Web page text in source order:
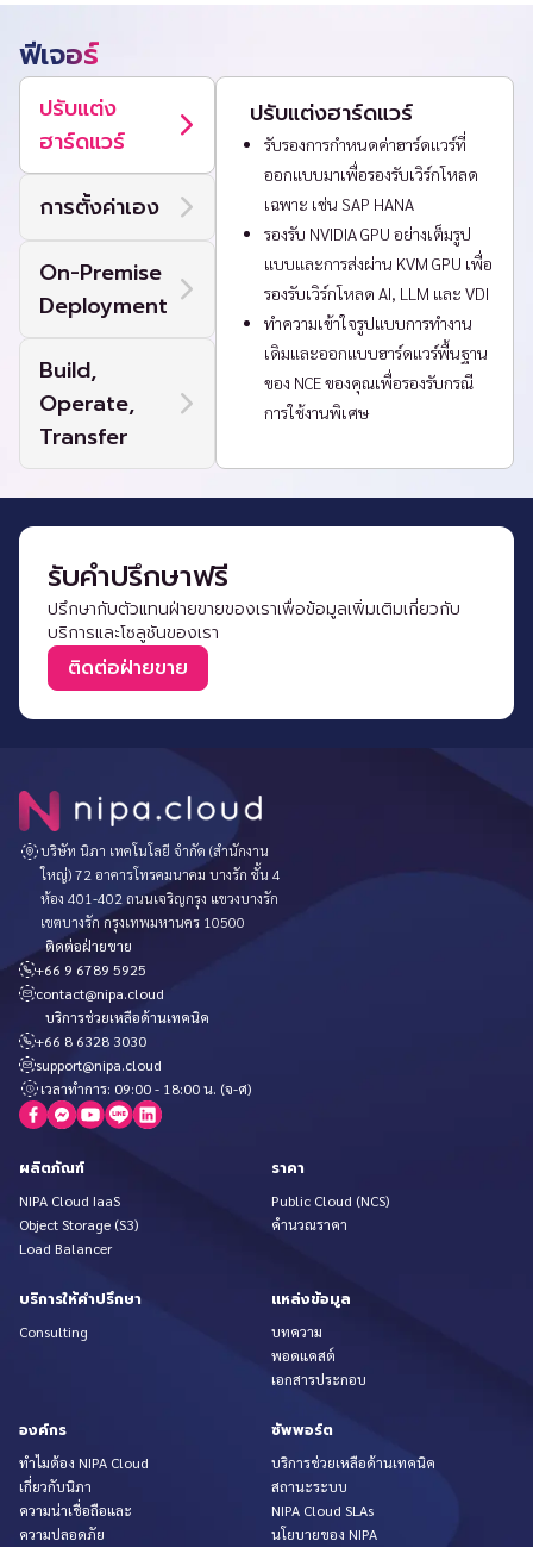
ฟีเจอร์
ปรับแต่ง
ฮาร์ดแวร์
การตั้งค่าเอง
On-Premise
Deployment
Build,
Operate,
Transfer
ปรับแต่งฮาร์ดแวร์
รับรองการกำหนดค่าฮาร์ดแวร์ที่
ออกแบบมาเพื่อรองรับเวิร์กโหลด
เฉพาะ เช่น SAP HANA
รองรับ NVIDIA GPU อย่างเต็มรูป
แบบและการส่งผ่าน KVM GPU เพื่อ
รองรับเวิร์กโหลด AI, LLM และ VDI
ทำความเข้าใจรูปแบบการทำงาน
เดิมและออกแบบฮาร์ดแวร์พื้นฐาน
ของ NCE ของคุณเพื่อรองรับกรณี
การใช้งานพิเศษ
รับคำปรึกษาฟรี
ปรึกษากับตัวแทนฝ่ายขายของเราเพื่อข้อมูลเพิ่มเติมเกี่ยวกับ
บริการและโซลูชันของเรา
ติดต่อฝ่ายขาย
บริษัท นิภา เทคโนโลยี จำกัด (สำนักงาน
ใหญ่) 72 อาคารโทรคมนาคม บางรัก ชั้น 4
ห้อง 401-402 ถนนเจริญกรุง แขวงบางรัก
เขตบางรัก กรุงเทพมหานคร 10500
ติดต่อฝ่ายขาย
+66 9 6789 5925
contact@nipa.cloud
บริการช่วยเหลือด้านเทคนิค
+66 8 6328 3030
support@nipa.cloud
เวลาทำการ: 09:00 - 18:00 น. (จ-ศ)
ผลิตภัณฑ์
NIPA Cloud IaaS
Object Storage (S3)
Load Balancer
ราคา
Public Cloud (NCS)
คำนวณราคา
บริการให้คำปรึกษา
Consulting
แหล่งข้อมูล
บทความ
พอดแคสต์
เอกสารประกอบ
องค์กร
ทำไมต้อง NIPA Cloud
เกี่ยวกับนิภา
ความน่าเชื่อถือและ
ความปลอดภัย
ซัพพอร์ต
บริการช่วยเหลือด้านเทคนิค
สถานะระบบ
NIPA Cloud SLAs
นโยบายของ NIPA